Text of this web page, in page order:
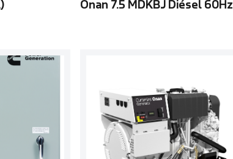
Onan 7.5 MDKBJ Diésel 60Hz